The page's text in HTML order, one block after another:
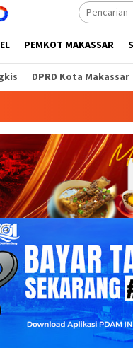
PEMKOT MAKASSAR
DPRD Kota Makassar